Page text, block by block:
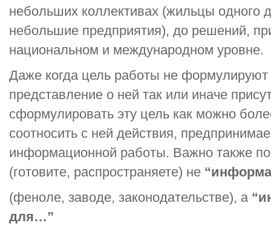
небольших коллективах (жильцы одного
небольшие предприятия), до решений,
национальном и международном уровне.
Даже когда цель работы не
представление о ней так или иначе
сформулировать эту цель как можно
соотносить с ней действия,
информационной работы. Важно также
(готовите, распространяете) не
(феноле, заводе, законодательстве), а
для…”